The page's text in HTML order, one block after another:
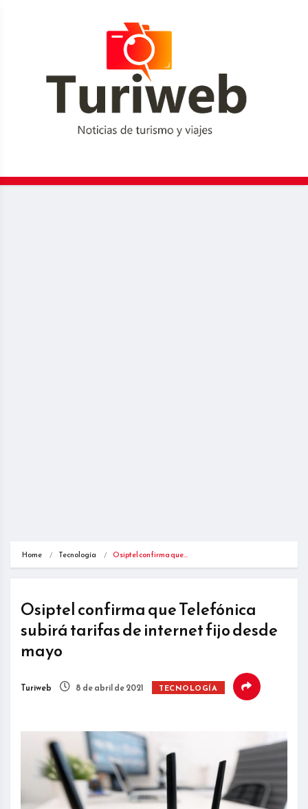
Home Tecnología Osiptel confirma que…
Osiptel confirma que Telefónica
subirá tarifas de internet fijo desde
mayo
Turiweb 8 de abril de 2021 TECNOLOGÍA